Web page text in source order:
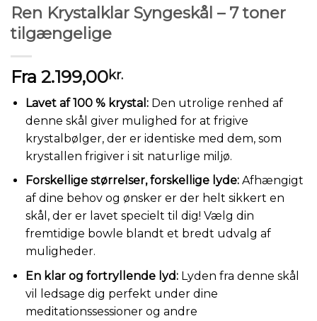
Ren Krystalklar Syngeskål – 7 toner
tilgængelige
Fra 2.199,00kr.
Lavet af 100 % krystal:Den utrolige renhed af
denne skål giver mulighed for at frigive
krystalbølger, der er identiske med dem, som
krystallen frigiver i sit naturlige miljø.
Forskellige størrelser, forskellige lyde:Afhængigt
af dine behov og ønsker er der helt sikkert en
skål, der er lavet specielt til dig! Vælg din
fremtidige bowle blandt et bredt udvalg af
muligheder.
En klar og fortryllende lyd:Lyden fra denne skål
vil ledsage dig perfekt under dine
meditationssessioner og andre